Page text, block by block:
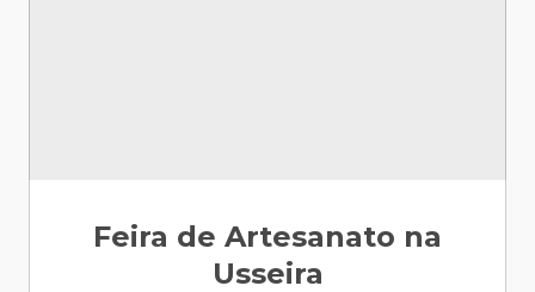
Feira de Artesanato na
Usseira